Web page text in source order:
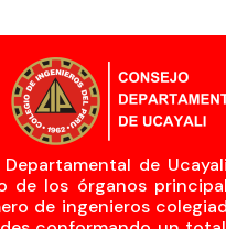
de
de los órganos
de ingenieros